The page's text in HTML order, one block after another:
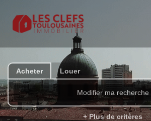
Acheter Louer
Modifier ma recherche
+ Plus de critères